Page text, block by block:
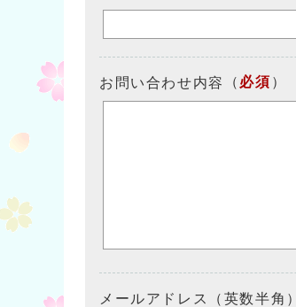
お問い合わせ内容 （ 必須 ）
メールアドレス（英数半角）